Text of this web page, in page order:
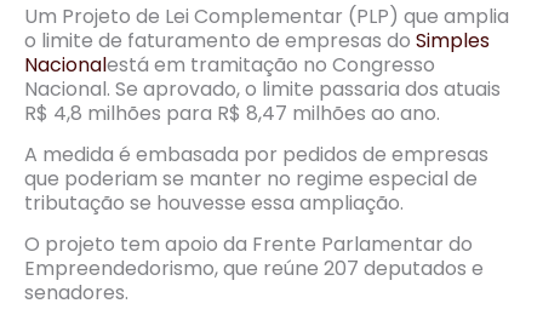
Um Projeto de Lei Complementar (PLP) que amplia
o limite de faturamento de empresas do Simples
Nacionalestá em tramitação no Congresso
Nacional. Se aprovado, o limite passaria dos atuais
R$ 4,8 milhões para R$ 8,47 milhões ao ano.
A medida é embasada por pedidos de empresas
que poderiam se manter no regime especial de
tributação se houvesse essa ampliação.
O projeto tem apoio da Frente Parlamentar do
Empreendedorismo, que reúne 207 deputados e
senadores.